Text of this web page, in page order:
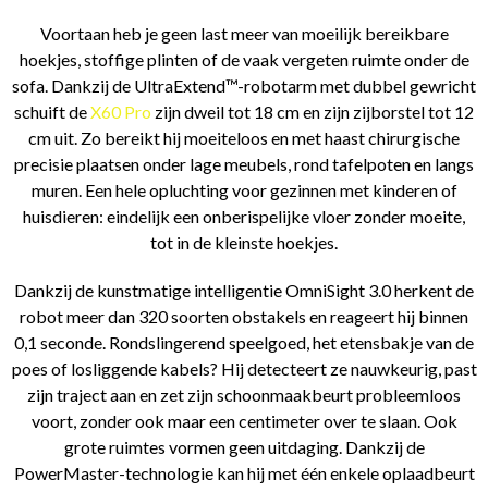
Voortaan heb je geen last meer van moeilijk bereikbare
hoekjes, stoffige plinten of de vaak vergeten ruimte onder de
sofa. Dankzij de UltraExtend™-robotarm met dubbel gewricht
schuift deX60 Pro zijn dweil tot 18 cm en zijn zijborstel tot 12
cm uit. Zo bereikt hij moeiteloos en met haast chirurgische
precisie plaatsen onder lage meubels, rond tafelpoten en langs
muren. Een hele opluchting voor gezinnen met kinderen of
huisdieren: eindelijk een onberispelijke vloer zonder moeite,
tot in de kleinste hoekjes.
Dankzij de kunstmatige intelligentie OmniSight 3.0 herkent de
robot meer dan 320 soorten obstakels en reageert hij binnen
0,1 seconde. Rondslingerend speelgoed, het etensbakje van de
poes of losliggende kabels? Hij detecteert ze nauwkeurig, past
zijn traject aan en zet zijn schoonmaakbeurt probleemloos
voort, zonder ook maar een centimeter over te slaan. Ook
grote ruimtes vormen geen uitdaging. Dankzij de
PowerMaster-technologie kan hij met één enkele oplaadbeurt